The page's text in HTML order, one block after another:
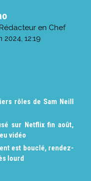
en Chef
12:19
rôles de Sam Neill
sur Netflix fin août,
vidéo
est bouclé, rendez-
lourd